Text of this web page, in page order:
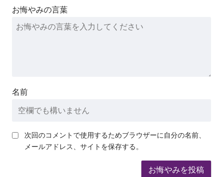
お悔やみの言葉
名前
次回のコメントで使用するためブラウザーに自分の名前、
メールアドレス、サイトを保存する。